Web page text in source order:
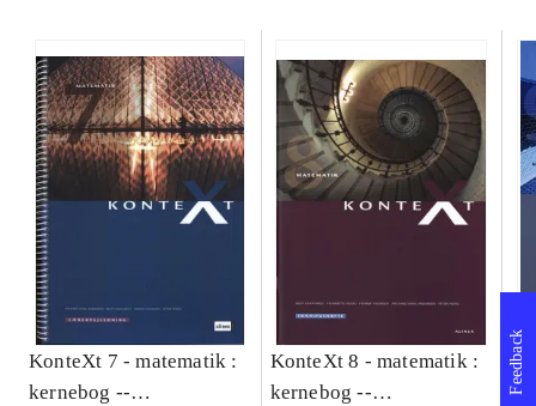
KonteXt 7 - matematik :
kernebog --
KonteXt 8 - matematik :
kernebog --
Feedback